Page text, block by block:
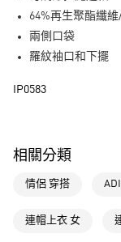
全家取貨付款
付款後全家取貨
每筆NT$80，滿
64%再生聚酯纖
兩側口袋
羅紋袖口和下擺
IP0583
相關分類
情侶 穿搭
連帽上衣 女